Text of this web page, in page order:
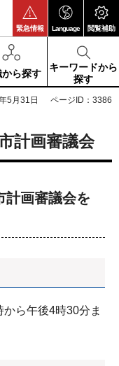
緊急情報 Language 閲覧補助
から探す
キーワードから
探す
5月31日 ページID：3386
計画審議会
計画審議会を
ら午後4時30分ま